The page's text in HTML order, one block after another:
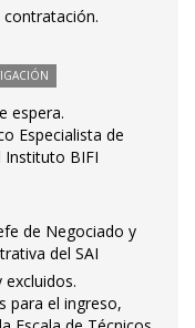
espera.
Especialista de
Instituto BIFI
de Negociado y
del SAI
para el ingreso,